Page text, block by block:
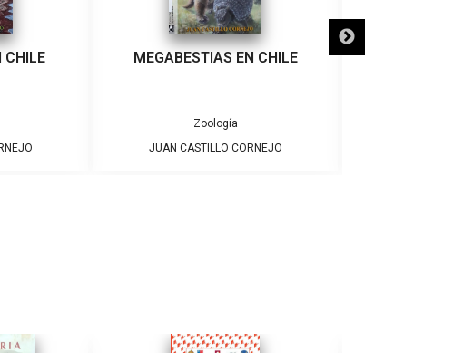
CHILE MEGABESTIAS EN CHILE
Zoología
JUAN CASTILLO CORNEJO
EL DESIERTO